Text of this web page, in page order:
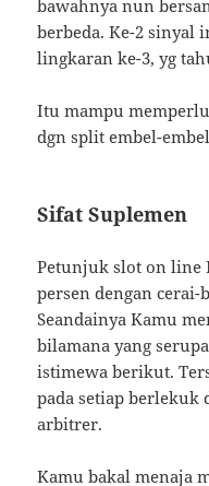
bawahnya nun
berbeda. Ke-2 sinyal
lingkaran ke-3, yg
Itu mampu
dgn split embel-
Sifat Suplemen
Petunjuk slot on line
persen dengan
Seandainya Kamu
bilamana yang
istimewa berikut.
pada setiap berlekuk
arbitrer.
Kamu bakal menaja